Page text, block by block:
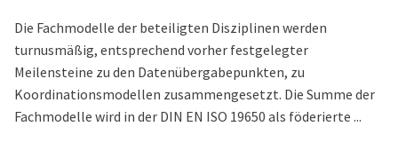
Die Fachmodelle der beteiligten Disziplinen werden
turnusmäßig, entsprechend vorher festgelegter
Meilensteine zu den Datenübergabepunkten, zu
Koordinationsmodellen zusammengesetzt. Die Summe der
Fachmodelle wird in der DIN EN ISO 19650 als föderierte ...